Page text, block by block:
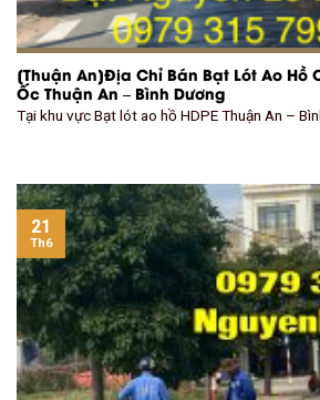
[Thuận An]Địa Chỉ Bán Bạt Lót Ao Hồ
Ốc Thuận An – Bình Dương
Tại khu vực Bạt lót ao hồ HDPE Thuận An –
21
Th6